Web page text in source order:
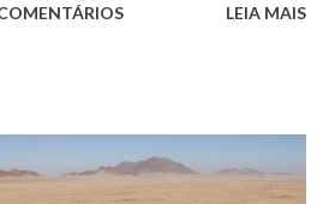
à população, ao utilizarem essa
serviços, passageiros, estimular
etc.. Em outras palavras,
LEIA MAIS